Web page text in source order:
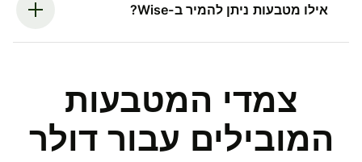
אילו מטבעות ניתן להמיר ב-Wise?
צמדי המטבעות
המובילים עבור דולר